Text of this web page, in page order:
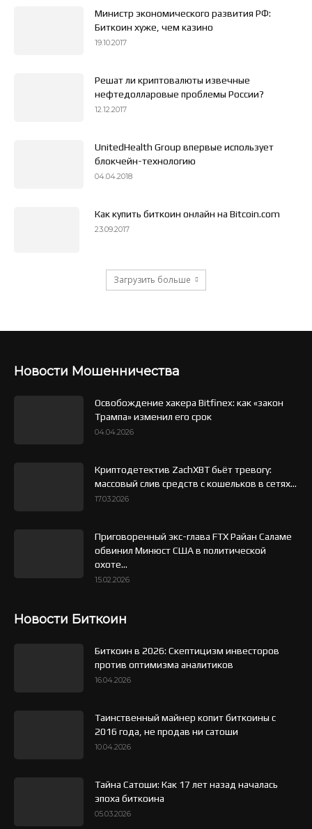
Министр экономического развития РФ:
Биткоин хуже, чем казино
19.10.2017
Решат ли криптовалюты извечные
нефтедолларовые проблемы России?
12.12.2017
UnitedHealth Group впервые использует
блокчейн-технологию
04.04.2018
Как купить биткоин онлайн на Bitcoin.com
23.09.2017
Загрузить больше
Новости Мошенничества
Освобождение хакера Bitfinex: как «закон
Трампа» изменил его срок
04.04.2026
Криптодетектив ZachXBT бьёт тревогу:
массовый слив средств с кошельков в сетях...
17.03.2026
Приговоренный экс-глава FTX Райан Саламе
обвинил Минюст США в политической
охоте...
15.02.2026
Новости Биткоин
Биткоин в 2026: Скептицизм инвесторов
против оптимизма аналитиков
16.04.2026
Таинственный майнер копит биткоины с
2016 года, не продав ни сатоши
10.04.2026
Тайна Сатоши: Как 17 лет назад началась
эпоха биткоина
05.03.2026